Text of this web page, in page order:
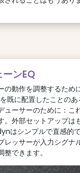
ンEQ
の動作を調整するため
既に配置したことの
ューサーのために：こ
。外部セットアップは
はシンプルで直感的
レッサーが入力シグナ
できます。